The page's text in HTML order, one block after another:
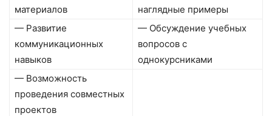
материалов
наглядные примеры
— Развитие
коммуникационных
навыков
— Обсуждение учебных
вопросов с
однокурсниками
— Возможность
проведения совместных
проектов